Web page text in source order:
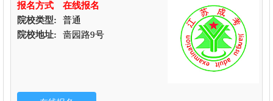
报名方式
在线报名
院校类型:
普通
院校地址:
啬园路9号